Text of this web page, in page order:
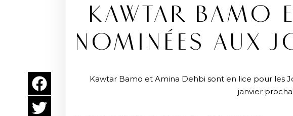
KAWTAR BAMO
NOMINÉES AUX
Kawtar Bamo et Amina Dehbi sont en lice pour les
janvier